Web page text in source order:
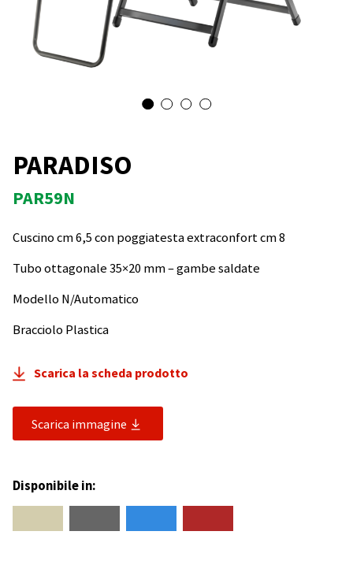
PARADISO
PAR59N
Cuscino cm 6,5 con poggiatesta extraconfort cm 8
Tubo ottagonale 35×20 mm – gambe saldate
Modello N/Automatico
Bracciolo Plastica
Scarica la scheda prodotto
Scarica immagine
Disponibile in: